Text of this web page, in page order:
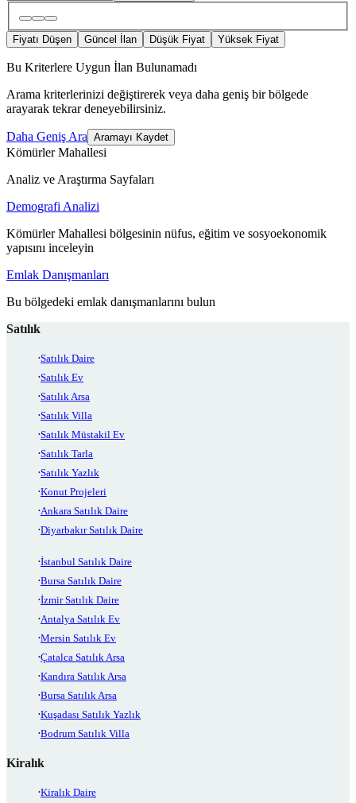
Fiyatı Düşen Güncel İlan Düşük Fiyat Yüksek Fiyat
Bu Kriterlere Uygun İlan Bulunamadı
Arama kriterlerinizi değiştirerek veya daha geniş bir bölgede
arayarak tekrar deneyebilirsiniz.
Daha Geniş Ara Aramayı Kaydet
Kömürler Mahallesi
Analiz ve Araştırma Sayfaları
Demografi Analizi
Kömürler Mahallesi bölgesinin nüfus, eğitim ve sosyoekonomik
yapısını inceleyin
Emlak Danışmanları
Bu bölgedeki emlak danışmanlarını bulun
Satılık
Satılık Daire
Satılık Ev
Satılık Arsa
Satılık Villa
Satılık Müstakil Ev
Satılık Tarla
Satılık Yazlık
Konut Projeleri
Ankara Satılık Daire
Diyarbakır Satılık Daire
İstanbul Satılık Daire
Bursa Satılık Daire
İzmir Satılık Daire
Antalya Satılık Ev
Mersin Satılık Ev
Çatalca Satılık Arsa
Kandıra Satılık Arsa
Bursa Satılık Arsa
Kuşadası Satılık Yazlık
Bodrum Satılık Villa
Kiralık
Kiralık Daire